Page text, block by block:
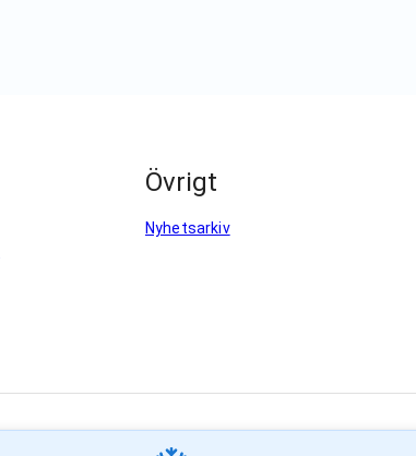
Övrigt
Nyhetsarkiv